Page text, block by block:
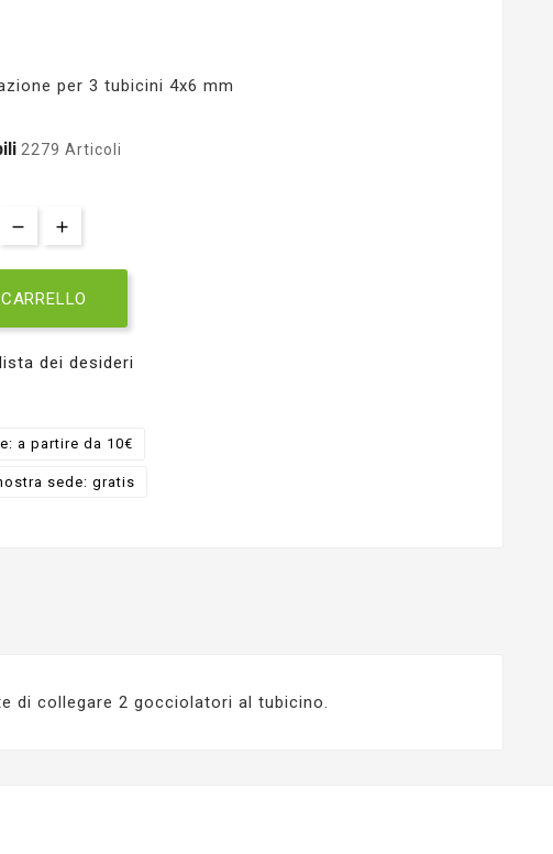
per 3 tubicini 4x6 mm
2279 Articoli
dei desideri
a partire da 10€
sede: gratis
di collegare 2 gocciolatori al tubicino.